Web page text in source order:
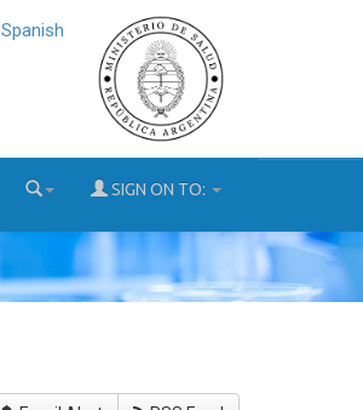
Spanish
SIGN ON TO: